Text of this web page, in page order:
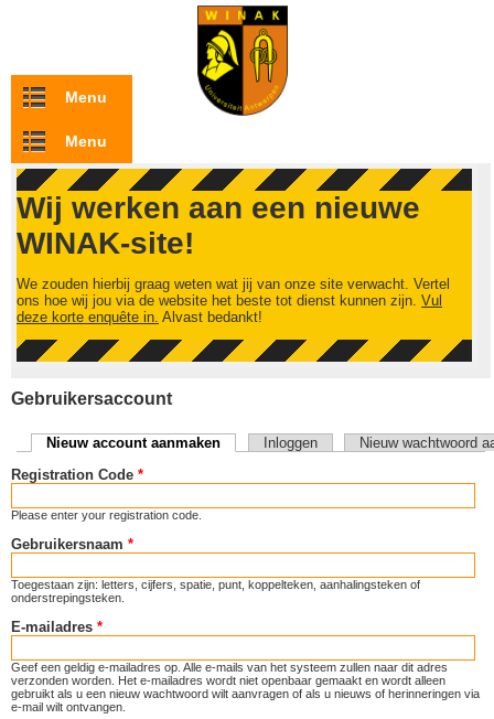
Overslaan en naar de inhoud gaan
Menu
Menu
Wij werken aan een nieuwe
WINAK-site!
We zouden hierbij graag weten wat jij van onze site verwacht. Vertel
ons hoe wij jou via de website het beste tot dienst kunnen zijn. Vul
deze korte enquête in. Alvast bedankt!
Gebruikersaccount
Primaire tabs
Nieuw account aanmaken (actieve tabblad)
Inloggen
Nieuw wachtwoord
Registration Code *
Please enter your registration code.
Gebruikersnaam *
Toegestaan zijn: letters, cijfers, spatie, punt, koppelteken, aanhalingsteken of
onderstrepingsteken.
E-mailadres *
Geef een geldig e-mailadres op. Alle e-mails van het systeem zullen naar dit adres
verzonden worden. Het e-mailadres wordt niet openbaar gemaakt en wordt alleen
gebruikt als u een nieuw wachtwoord wilt aanvragen of als u nieuws of herinneringen via
e-mail wilt ontvangen.